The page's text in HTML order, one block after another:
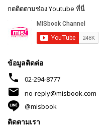
กดติดตามช่อง Youtube ที่นี่
ข้อมูลติดต่อ
phone 02-294-8777
mail
no-reply@misbook.com
@misbook
ติดตามเรา